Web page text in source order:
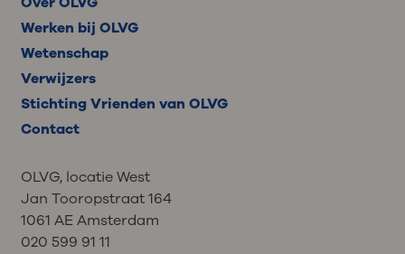
Werken bij OLVG
Wetenschap
Verwijzers
Stichting Vrienden van OLVG
Contact
OLVG, locatie West
Jan Tooropstraat 164
1061 AE Amsterdam
020 599 91 11